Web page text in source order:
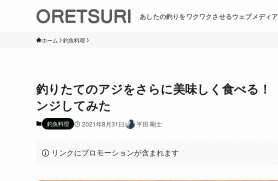
あしたの釣りをワクワクさせるウェブメディア
ホーム 釣魚料理
釣りたてのアジをさらに美味しく食べる！
ンジしてみた
釣魚料理 2021年8月31日 平田 剛士
リンクにプロモーションが含まれます